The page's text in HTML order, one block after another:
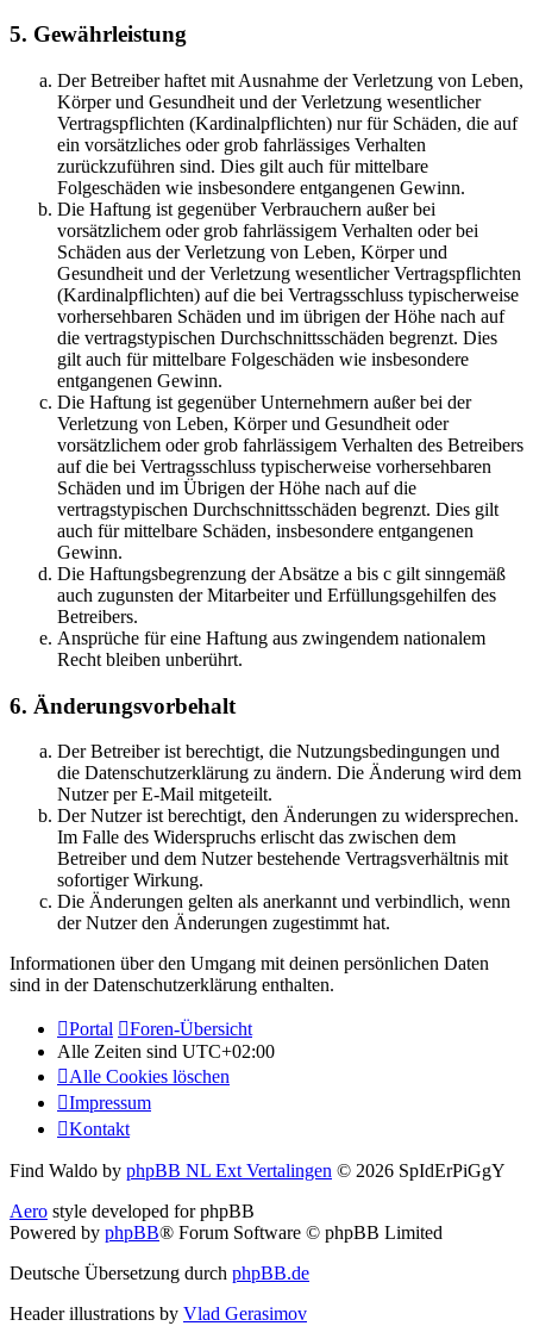
5. Gewährleistung
Der Betreiber haftet mit Ausnahme der Verletzung von Leben,
Körper und Gesundheit und der Verletzung wesentlicher
Vertragspflichten (Kardinalpflichten) nur für Schäden, die auf
ein vorsätzliches oder grob fahrlässiges Verhalten
zurückzuführen sind. Dies gilt auch für mittelbare
Folgeschäden wie insbesondere entgangenen Gewinn.
Die Haftung ist gegenüber Verbrauchern außer bei
vorsätzlichem oder grob fahrlässigem Verhalten oder bei
Schäden aus der Verletzung von Leben, Körper und
Gesundheit und der Verletzung wesentlicher Vertragspflichten
(Kardinalpflichten) auf die bei Vertragsschluss typischerweise
vorhersehbaren Schäden und im übrigen der Höhe nach auf
die vertragstypischen Durchschnittsschäden begrenzt. Dies
gilt auch für mittelbare Folgeschäden wie insbesondere
entgangenen Gewinn.
Die Haftung ist gegenüber Unternehmern außer bei der
Verletzung von Leben, Körper und Gesundheit oder
vorsätzlichem oder grob fahrlässigem Verhalten des Betreibers
auf die bei Vertragsschluss typischerweise vorhersehbaren
Schäden und im Übrigen der Höhe nach auf die
vertragstypischen Durchschnittsschäden begrenzt. Dies gilt
auch für mittelbare Schäden, insbesondere entgangenen
Gewinn.
Die Haftungsbegrenzung der Absätze a bis c gilt sinngemäß
auch zugunsten der Mitarbeiter und Erfüllungsgehilfen des
Betreibers.
Ansprüche für eine Haftung aus zwingendem nationalem
Recht bleiben unberührt.
6. Änderungsvorbehalt
Der Betreiber ist berechtigt, die Nutzungsbedingungen und
die Datenschutzerklärung zu ändern. Die Änderung wird dem
Nutzer per E-Mail mitgeteilt.
Der Nutzer ist berechtigt, den Änderungen zu widersprechen.
Im Falle des Widerspruchs erlischt das zwischen dem
Betreiber und dem Nutzer bestehende Vertragsverhältnis mit
sofortiger Wirkung.
Die Änderungen gelten als anerkannt und verbindlich, wenn
der Nutzer den Änderungen zugestimmt hat.
Informationen über den Umgang mit deinen persönlichen Daten
sind in der Datenschutzerklärung enthalten.
Portal
Foren-Übersicht
Alle Zeiten sind UTC+02:00
Alle Cookies löschen
Impressum
Kontakt
Find Waldo by phpBB NL Ext Vertalingen © 2026 SpIdErPiGgY
Aero style developed for phpBB
Powered by phpBB® Forum Software © phpBB Limited
Deutsche Übersetzung durch phpBB.de
Header illustrations by Vlad Gerasimov